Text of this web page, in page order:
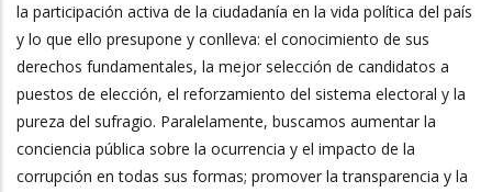
la participación activa de la ciudadanía en la vida política del país
y lo que ello presupone y conlleva: el conocimiento de sus
derechos fundamentales, la mejor selección de candidatos a
puestos de elección, el reforzamiento del sistema electoral y la
pureza del sufragio. Paralelamente, buscamos aumentar la
conciencia pública sobre la ocurrencia y el impacto de la
corrupción en todas sus formas; promover la transparencia y la